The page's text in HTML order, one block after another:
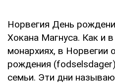
Норвегия День
Хокана Магнуса. Как и
монархиях, в Норвегии
рождения
семьи. Эти дни